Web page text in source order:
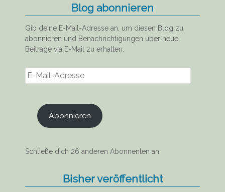
Blog abonnieren
Gib deine E-Mail-Adresse an, um diesen Blog zu
abonnieren und Benachrichtigungen über neue
Beiträge via E-Mail zu erhalten.
E-
Mail-
Abonnieren
Schließe dich 26 anderen Abonnenten an
Bisher veröffentlicht